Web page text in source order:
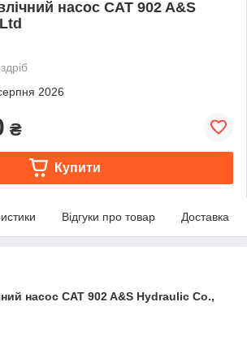
насос CAT 902 A&S
2026
₴
Купити
Відгуки про товар Доставка
насос CAT 902 A&S Hydraulic Co.,